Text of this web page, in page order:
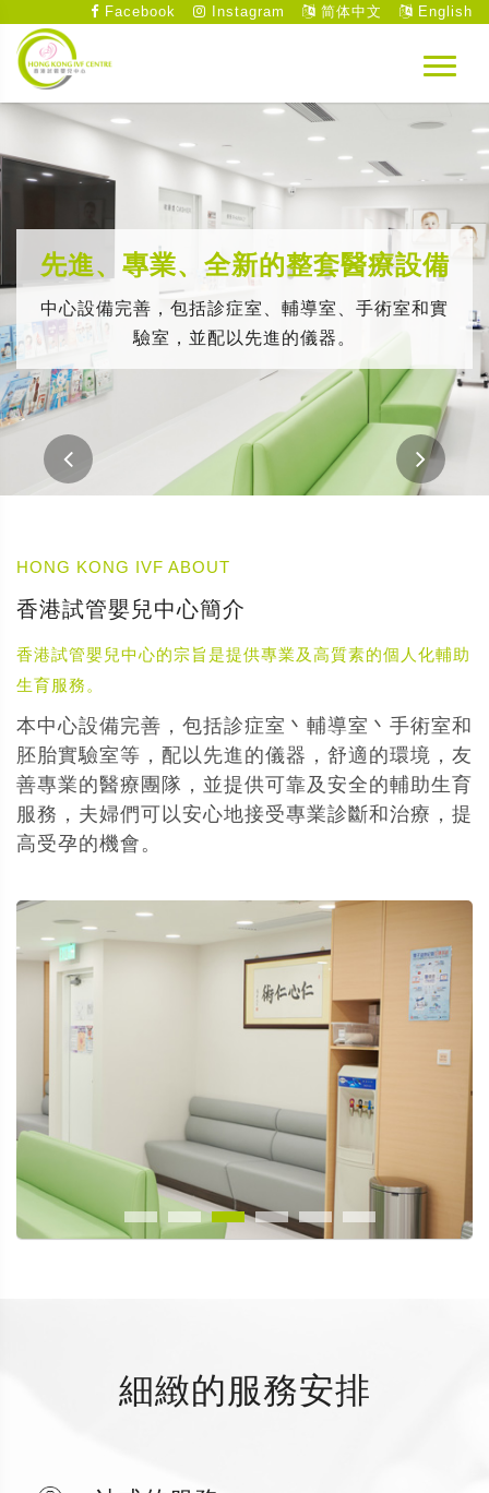
Facebook Instagram 简体中文 English
先進、專業、全新的整套醫療設備
中心設備完善，包括診症室、輔導室、手術室和實
驗室，並配以先進的儀器。
HONG KONG IVF ABOUT
香港試管嬰兒中心簡介
香港試管嬰兒中心的宗旨是提供專業及高質素的個人化輔助
生育服務。
本中心設備完善，包括診症室丶輔導室丶手術室和
胚胎實驗室等，配以先進的儀器，舒適的環境，友
善專業的醫療團隊，並提供可靠及安全的輔助生育
服務，夫婦們可以安心地接受專業診斷和治療，提
高受孕的機會。
細緻的服務安排